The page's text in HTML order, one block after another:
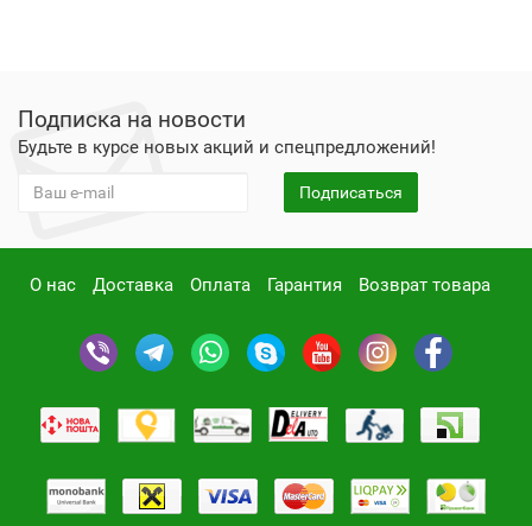
Подписка на новости
Будьте в курсе новых акций и спецпредложений!
Подписаться
О нас Доставка Оплата Гарантия Возврат товара